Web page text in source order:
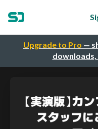
Upgrade to Pro —
downloads,